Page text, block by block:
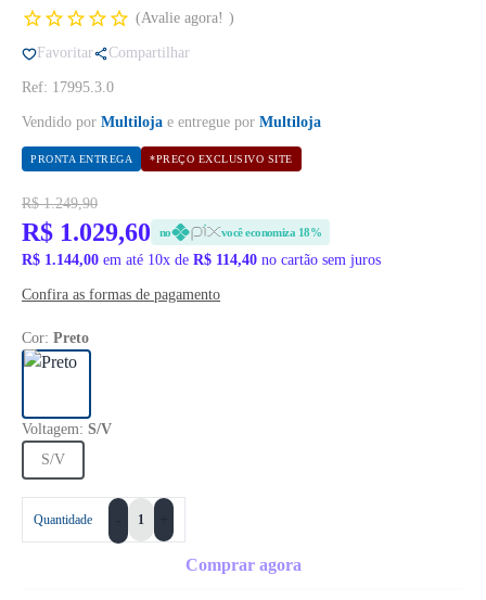
Avalie agora!
Favoritar Compartilhar
Ref: 17995.3.0
Vendido por Multiloja e entregue por Multiloja
PRONTA ENTREGA *PREÇO EXCLUSIVO SITE
R$ 1.249,90
R$ 1.029,60 no você economiza 18%
R$ 1.144,00 em até 10x de R$ 114,40 no cartão sem juros
Confira as formas de pagamento
Cor: Preto
Voltagem: S/V
S/V
Quantidade
Comprar agora